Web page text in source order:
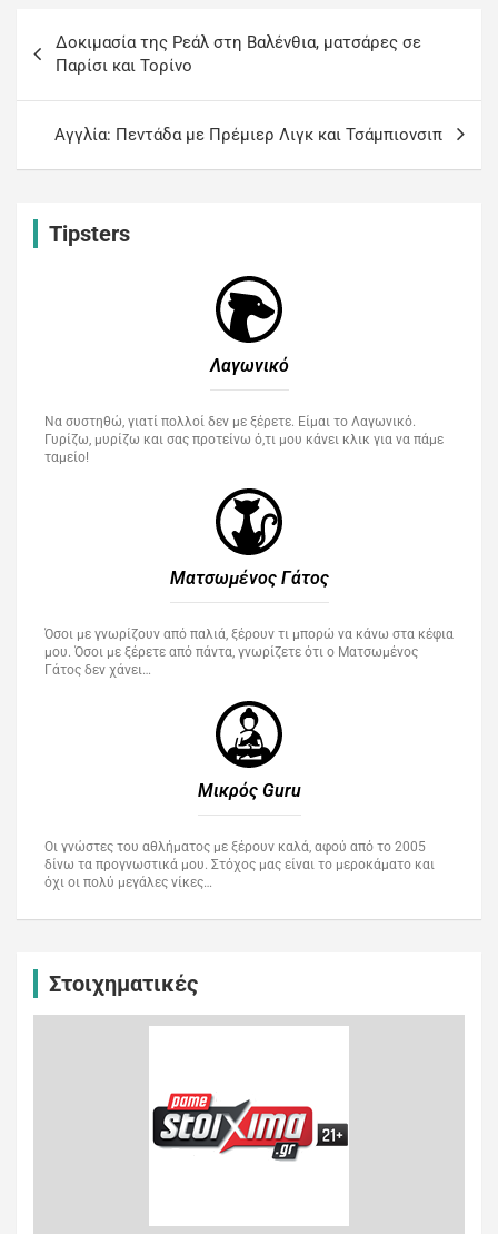
Δοκιμασία της Ρεάλ στη Βαλένθια, ματσάρες σε
Παρίσι και Τορίνο
Αγγλία: Πεντάδα με Πρέμιερ Λιγκ και Τσάμπιονσιπ
Tipsters
Λαγωνικό
Να συστηθώ, γιατί πολλοί δεν με ξέρετε. Είμαι το Λαγωνικό.
Γυρίζω, μυρίζω και σας προτείνω ό,τι μου κάνει κλικ για να πάμε
ταμείο!
Ματσωμένος Γάτος​
Όσοι με γνωρίζουν από παλιά, ξέρουν τι μπορώ να κάνω στα κέφια
μου. Όσοι με ξέρετε από πάντα, γνωρίζετε ότι ο Ματσωμένος
Γάτος δεν χάνει…
Μικρός Guru​
Οι γνώστες του αθλήματος με ξέρουν καλά, αφού από το 2005
δίνω τα προγνωστικά μου. Στόχος μας είναι το μεροκάματο και
όχι οι πολύ μεγάλες νίκες…
Στοιχηματικές